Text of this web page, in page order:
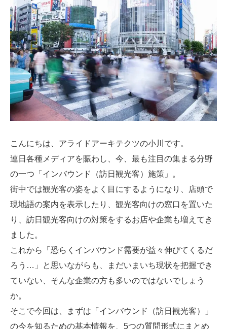
こんにちは、アライドアーキテクツの小川です。
連日各種メディアを賑わし、今、最も注目の集まる分野
の一つ「 インバウンド（訪日観光客） 施策」。
街中では観光客の姿をよく目にするようになり、店頭で
現地語の案内を表示したり、観光客向けの窓口を置いた
り、訪日観光客向けの対策をするお店や企業も増えてき
ました。
これから「恐らくインバウンド需要が益々伸びてくるだ
ろう…」と思いながらも、まだいまいち現状を把握でき
ていない、そんな企業の方も多いのではないでしょう
か。
そこで今回は、まずは「 インバウンド（訪日観光客）
」
の今を知るための基本情報を、5つの質問形式にまとめ